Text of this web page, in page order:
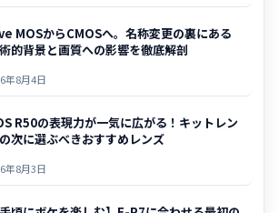
MOSからCMOSへ。名称変更の裏にある
的背景と画質への影響を徹底解剖
年8月4日
R50の表現力が一気に広がる！キットレン
次に選ぶべきおすすめレンズ
年8月3日